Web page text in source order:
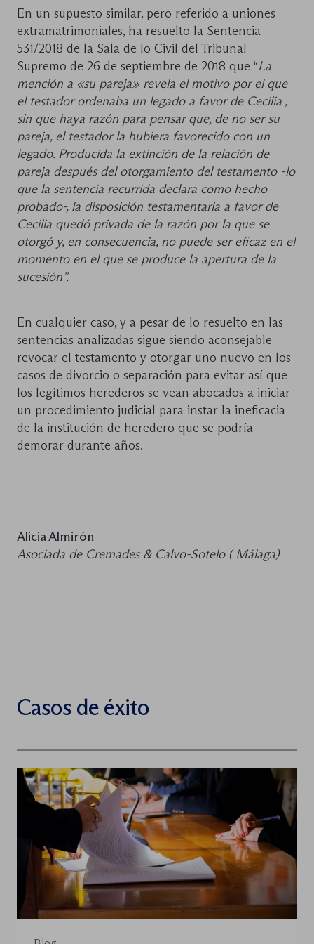
En un supuesto similar, pero referido a uniones
extramatrimoniales, ha resuelto la Sentencia
531/2018 de la Sala de lo Civil del Tribunal
Supremo de 26 de septiembre de 2018 que “La
mención a «su pareja» revela el motivo por el que
el testador ordenaba un legado a favor de Cecilia ,
sin que haya razón para pensar que, de no ser su
pareja, el testador la hubiera favorecido con un
legado. Producida la extinción de la relación de
pareja después del otorgamiento del testamento -lo
que la sentencia recurrida declara como hecho
probado-, la disposición testamentaria a favor de
Cecilia quedó privada de la razón por la que se
otorgó y, en consecuencia, no puede ser eficaz en el
momento en el que se produce la apertura de la
sucesión”.
En cualquier caso, y a pesar de lo resuelto en las
sentencias analizadas sigue siendo aconsejable
revocar el testamento y otorgar uno nuevo en los
casos de divorcio o separación para evitar así que
los legítimos herederos se vean abocados a iniciar
un procedimiento judicial para instar la ineficacia
de la institución de heredero que se podría
demorar durante años.
Alicia Almirón
Asociada de Cremades & Calvo-Sotelo ( Málaga)
Casos de éxito